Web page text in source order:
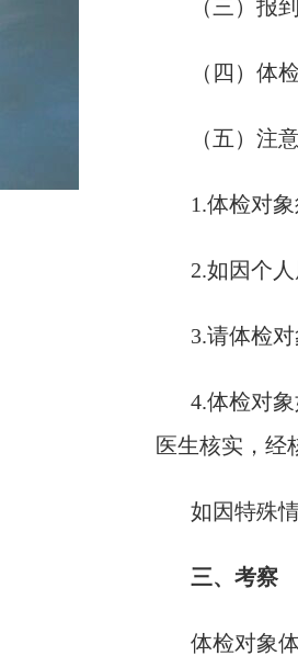
（三）报
（四）体
（五）注
1.体检对
2.如因个
3.请体检
4.体检对
医生核实，经
如因特殊
三、考察
体检对象